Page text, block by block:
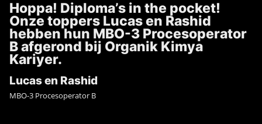
Hoppa! Diploma’s in the pocket!
Onze toppers Lucas en Rashid
hebben hun MBO-3 Procesoperator
B afgerond bij Organik Kimya
Kariyer.
Lucas en Rashid
MBO-3 Procesoperator B